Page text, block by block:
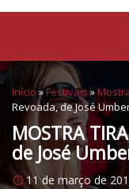
Início»Festivais »
Revoada, de José
MOSTRA
de José
11 de março de